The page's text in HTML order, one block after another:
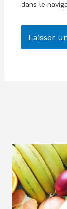
dans le